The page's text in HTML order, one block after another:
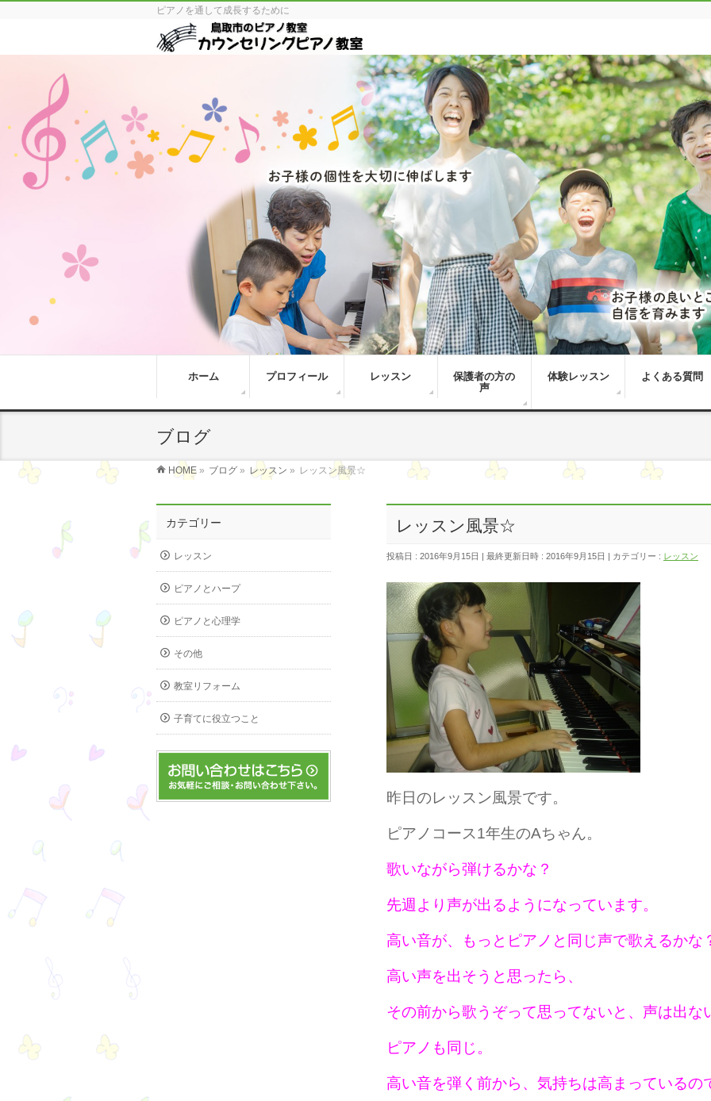
ピアノを通して成長するために
ホーム プロフィール レッスン
保護者の方の
声
体験レッスン よくある質問
ブログ
HOME » ブログ » レッスン » レッスン風景☆
レッスン風景☆
投稿日 : 2016年9月15日 最終更新日時 : 2016年9月15日 カテゴリー : レッスン
昨日のレッスン風景です。
ピアノコース1年生のAちゃん。
歌いながら弾けるかな？
先週より声が出るようになっています。
高い音が、もっとピアノと同じ声で歌えるかな
高い声を出そうと思ったら、
その前から歌うぞって思ってないと、声は出な
ピアノも同じ。
高い音を弾く前から、気持ちは高まっているの
カテゴリー
レッスン
ピアノとハープ
ピアノと心理学
その他
教室リフォーム
子育てに役立つこと